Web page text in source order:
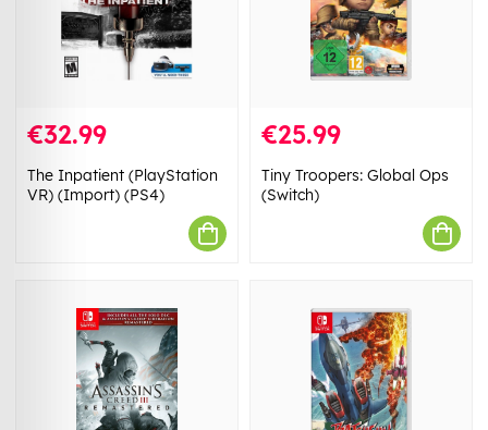
€32.99
The Inpatient (PlayStation
VR) (Import) (PS4)
€25.99
Tiny Troopers: Global Ops
(Switch)